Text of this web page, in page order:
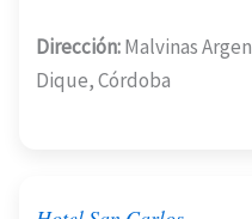
Dirección:Malvinas
Dique, Córdoba